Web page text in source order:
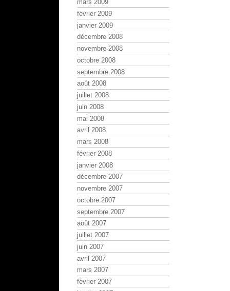
mars 2009
février 2009
janvier 2009
décembre 2008
novembre 2008
octobre 2008
septembre 2008
août 2008
juillet 2008
juin 2008
mai 2008
avril 2008
mars 2008
février 2008
janvier 2008
décembre 2007
novembre 2007
octobre 2007
septembre 2007
août 2007
juillet 2007
juin 2007
avril 2007
mars 2007
février 2007